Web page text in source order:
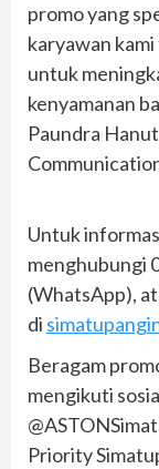
promo yang
karyawan
untuk
kenyamanan
Paundra
Untuk
menghubungi
(WhatsApp),
di
Beragam
mengikuti
Priority